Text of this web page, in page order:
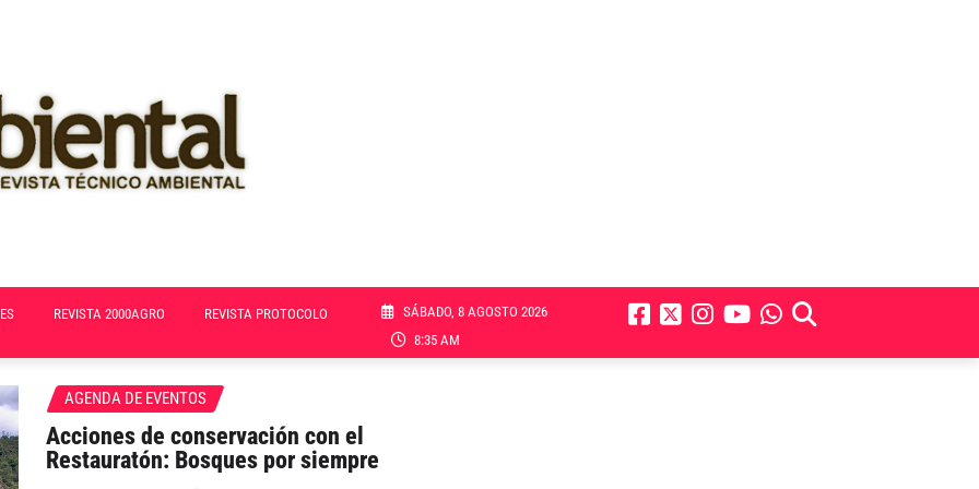
REVISTA 2000AGRO REVISTA PROTOCOLO
SÁBADO, 8 AGOSTO 2026
8:35 AM
AGENDA DE EVENTOS
Acciones de conservación con el
Restauratón: Bosques por siempre